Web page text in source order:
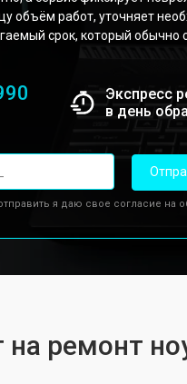
объём работ, уточняет
срок, который обычно
Экспресс
в день
я даю свое согласие на
на ремонт